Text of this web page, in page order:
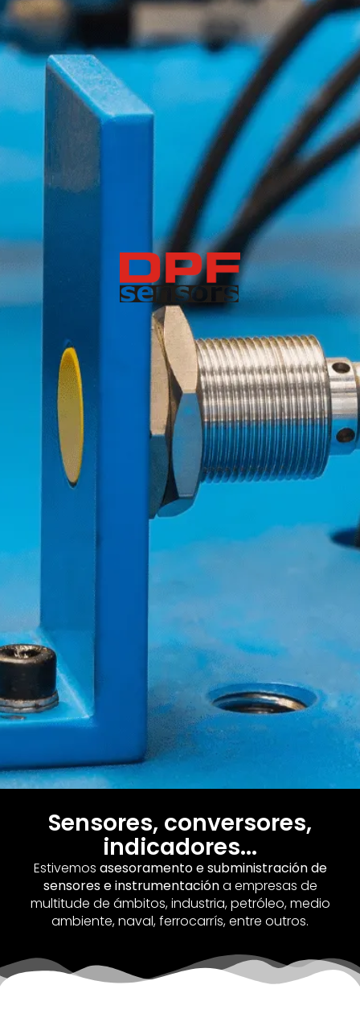
Sensores, conversores,
indicadores...
Estivemos asesoramento e subministración de
sensores e instrumentacióna empresas de
multitude de ámbitos, industria, petróleo, medio
ambiente, naval, ferrocarrís, entre outros.